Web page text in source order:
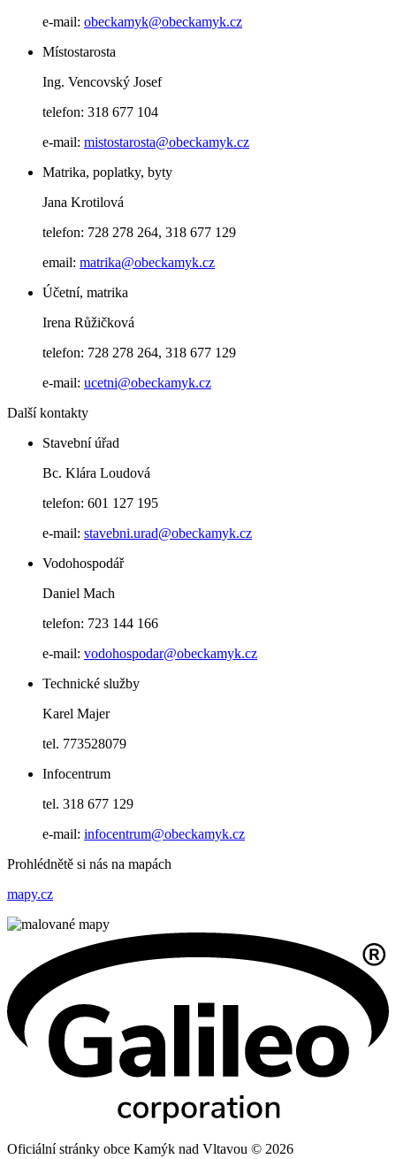
e-mail: obeckamyk@obeckamyk.cz
Místostarosta
Ing. Vencovský Josef
telefon: 318 677 104
e-mail: mistostarosta@obeckamyk.cz
Matrika, poplatky, byty
Jana Krotilová
telefon: 728 278 264, 318 677 129
email: matrika@obeckamyk.cz
Účetní, matrika
Irena Růžičková
telefon: 728 278 264, 318 677 129
e-mail: ucetni@obeckamyk.cz
Další kontakty
Stavební úřad
Bc. Klára Loudová
telefon: 601 127 195
e-mail: stavebni.urad@obeckamyk.cz
Vodohospodář
Daniel Mach
telefon: 723 144 166
e-mail: vodohospodar@obeckamyk.cz
Technické služby
Karel Majer
tel. 773528079
Infocentrum
tel. 318 677 129
e-mail: infocentrum@obeckamyk.cz
Prohlédnětě si nás na mapách
mapy.cz
Oficiální stránky obce Kamýk nad Vltavou © 2026